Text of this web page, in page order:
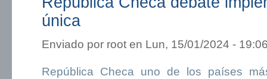
única
Enviado por root en Lun, 15/01/2024 -
República Checa uno de los países